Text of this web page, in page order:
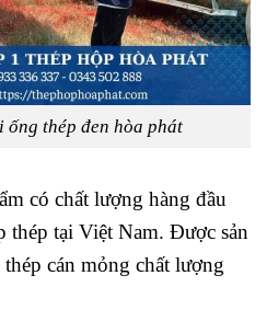
ống thép đen hòa phát
có chất lượng hàng đầu
thép tại Việt Nam. Được sản
cán mỏng chất lượng